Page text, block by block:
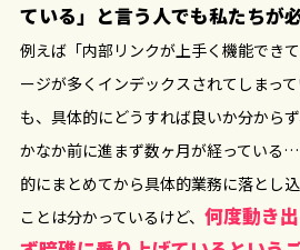
ている」と言う人でも私たちが
例えば「内部リンクが上手く機能でき
ージが多くインデックスされてしまっ
も、具体的にどうすれば良いか分から
かなか前に進まず数ヶ月が経っている
的にまとめてから具体的業務に落とし
ことは分かっているけど、 何度動き